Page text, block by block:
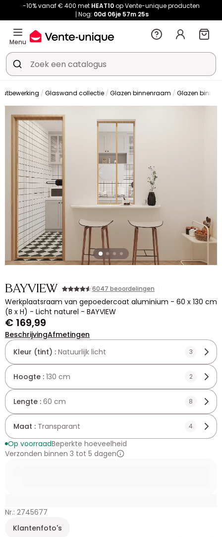
-10% vanaf € 400 met HEAT10op Vente-unique producten
Nog: 00d 06je 57m 25s
Menu
Glaswand collectie Glazen binnenraam Glazen
BAYVIEW 6047 beoordelingen
Werkplaatsraam van gepoedercoat aluminium - 60 x 130 cm
(B x H) - Licht naturel - BAYVIEW
€ 169,99
BeschrijvingAfmetingen
Kleur (tint) : Natuurlijk licht 3
Hoogte : 130 cm 2
Lengte : 60 cm 8
Maat : Transparant 4
Op voorraadBeperkte hoeveelheid
Verzonden binnen 3 tot 5 dagen
Nr.: 2745677
Klantenfoto's